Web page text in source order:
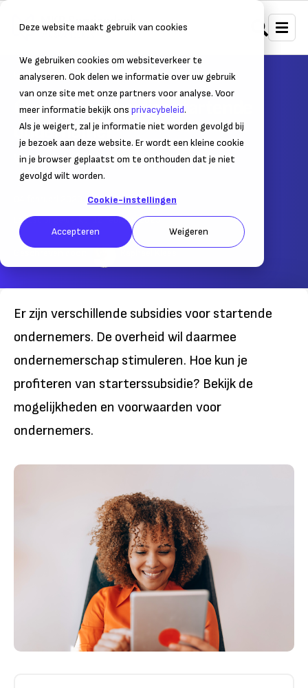
Deze website maakt gebruik van cookies
We gebruiken cookies om websiteverkeer te
analyseren. Ook delen we informatie over uw gebruik
van onze site met onze partners voor analyse. Voor
meer informatie bekijk ons privacybeleid.
Als je weigert, zal je informatie niet worden gevolgd bij
je bezoek aan deze website. Er wordt een kleine cookie
in je browser geplaatst om te onthouden dat je niet
gevolgd wilt worden.
Cookie-instellingen
Accepteren Weigeren
Home Financiering Subsidies
Overzicht subsidies startende
ondernemer
Welke subsidies zijn er voor starters?
– Leestijd:5min.
Laatst bijgewerkt:12 februari 2025
Er zijn verschillende subsidies voor startende
ondernemers. De overheid wil daarmee
ondernemerschap stimuleren. Hoe kun je
profiteren van starterssubsidie? Bekijk de
mogelijkheden en voorwaarden voor
ondernemers.